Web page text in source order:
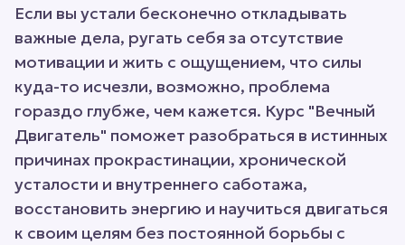
Если вы устали бесконечно откладывать
важные дела, ругать себя за отсутствие
мотивации и жить с ощущением, что силы
куда-то исчезли, возможно, проблема
гораздо глубже, чем кажется. Курс "Вечный
Двигатель" поможет разобраться в истинных
причинах прокрастинации, хронической
усталости и внутреннего саботажа,
восстановить энергию и научиться двигаться
к своим целям без постоянной борьбы с